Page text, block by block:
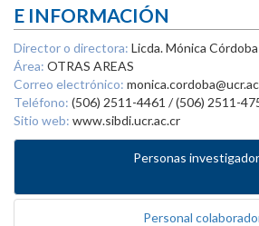
E INFORMACIÓN
Director o directora: Licda. Mónica
Área: OTRAS AREAS
Correo electrónico:
Teléfono: (506) 2511-4461 / (506) 2511-
Sitio web: www.sibdi.ucr.ac.cr
Personas
Personal